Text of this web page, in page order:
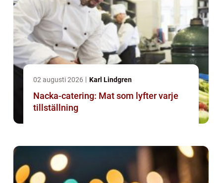
02 augusti 2026 Karl Lindgren
Nacka-catering: Mat som lyfter varje
tillställning